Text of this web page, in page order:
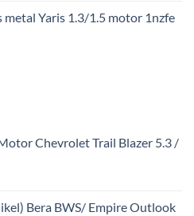
metal Yaris 1.3/1.5 motor 1nzfe
Chevrolet Trail Blazer 5.3 /
Bera BWS/ Empire Outlook